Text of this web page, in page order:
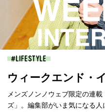
LIFESTYLE
ウィークエンド・
メンズノンノウェブ限定の連
ズ」。編集部がいま気になる